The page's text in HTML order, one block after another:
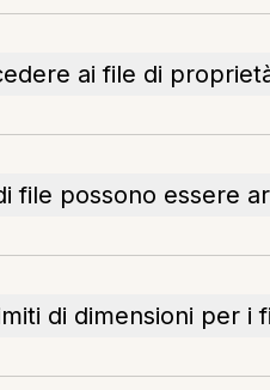
ai file di
file possono essere
di dimensioni per i